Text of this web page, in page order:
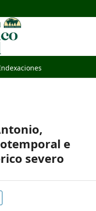
e
severo